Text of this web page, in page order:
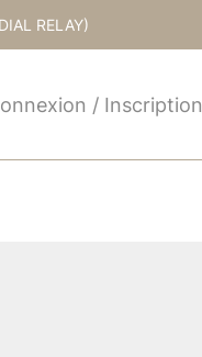
RELAY)
/ Inscription